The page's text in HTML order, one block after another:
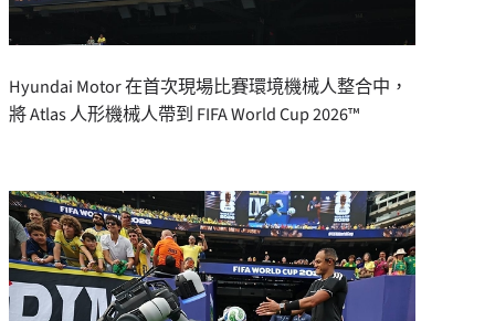
Hyundai Motor 在首次現場比賽環境機械人整合中，
將 Atlas 人形機械人帶到 FIFA World Cup 2026™